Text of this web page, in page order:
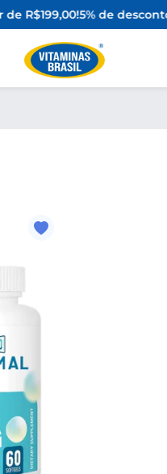
R$199,00!5% de